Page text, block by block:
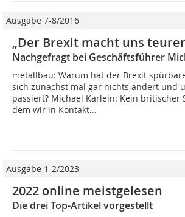
Ausgabe 7-8/2016
„Der Brexit macht uns
Nachgefragt bei Geschäftsführer
metallbau: Warum hat der Brexit
sich zunächst mal gar nichts ändert und
passiert? Michael Karlein: Kein britischer
dem wir in Kontakt...
Ausgabe 1-2/2023
2022 online meistgelesen
Die drei Top-Artikel vorgestellt